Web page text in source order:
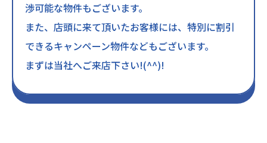
渉可能な物件もございます。
また、店頭に来て頂いたお客様には、特別に割引
できるキャンペーン物件などもございます。
まずは当社へご来店下さい!(^^)!